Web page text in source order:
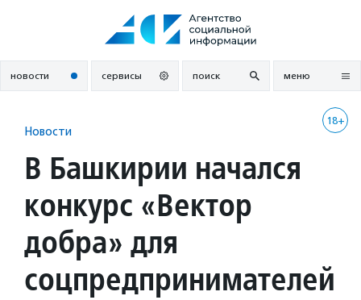
новости сервисы поиск меню
18+
Новости
В Башкирии начался
конкурс «Вектор
добра» для
соцпредпринимателей